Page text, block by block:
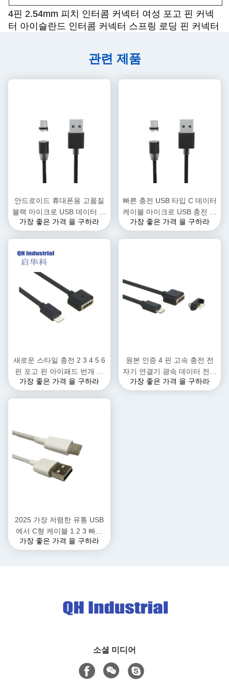
4핀 2.54mm 피치 인터콤 커넥터 여성 포고 핀 커넥
터 아이슬란드 인터콤 커넥터 스프링 로딩 핀 커넥터
관련 제품
안드로이드 휴대폰용 고품질
블랙 마이크로 USB 데이터 케
이블, 빠른 충전 PVC 자켓, 카
가장 좋은 가격 을 구하라
빠른 충전 USB 타입 C 데이터
케이블 마이크로 USB 충전 케
이블 휴대 전화 프린터 카메라
가장 좋은 가격 을 구하라
새로운 스타일 충전 2 3 4 5 6
핀 포고 핀 아이패드 번개 자
기 충전 케이블 남성 여성 포
가장 좋은 가격 을 구하라
원본 인증 4 핀 고속 충전 전
자기 연결기 광속 데이터 전송
충전 케이블 충전 아이폰 기기
가장 좋은 가격 을 구하라
2025 가장 저렴한 유통 USB
에서 C형 케이블 1 2 3 빠른
충전 USB에서 USB C형 케이
가장 좋은 가격 을 구하라
소셜 미디어